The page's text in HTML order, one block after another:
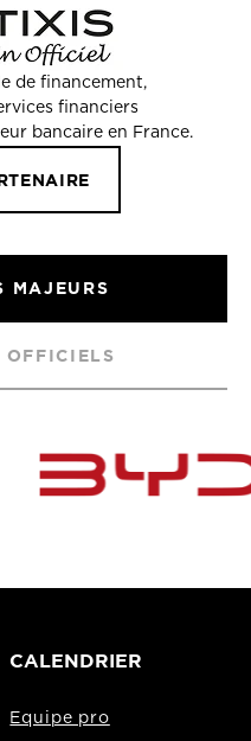
de financement,
financiers
bancaire en France.
MAJEURS
OFFICIELS
CALENDRIER
Equipe pro